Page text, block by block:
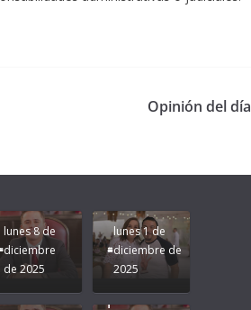
Opinión del día
lunes 8 de
diciembre
de 2025
lunes 1 de
diciembre de
2025
Apoyo y
Seguimos la
Ruta que
Marca
Nuestra
Rocío Nahle.
Pongamos
de moda;
San
Andrés
Tuxtla
presente.